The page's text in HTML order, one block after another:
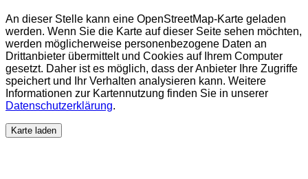
An dieser Stelle kann eine OpenStreetMap-Karte geladen
werden. Wenn Sie die Karte auf dieser Seite sehen möchten,
werden möglicherweise personenbezogene Daten an
Drittanbieter übermittelt und Cookies auf Ihrem Computer
gesetzt. Daher ist es möglich, dass der Anbieter Ihre Zugriffe
speichert und Ihr Verhalten analysieren kann. Weitere
Informationen zur Kartennutzung finden Sie in unserer
Datenschutzerklärung.
Karte laden